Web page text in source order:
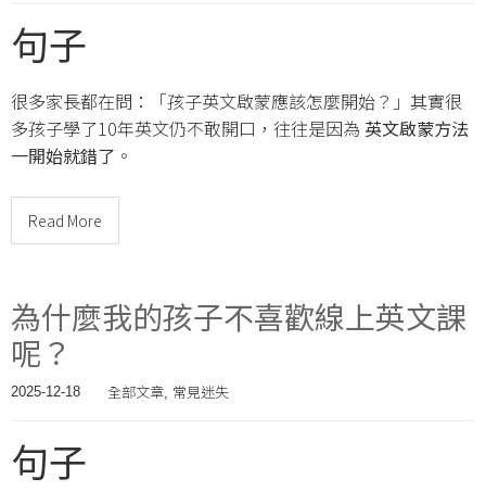
句子
很多家長都在問：「孩子英文啟蒙應該怎麼開始？」其實很
多孩子學了10年英文仍不敢開口，往往是因為 英文啟蒙方法
一開始就錯了 。
Read More
為什麼我的孩子不喜歡線上英文課
呢？
2025-12-18 全部文章, 常見迷失
句子